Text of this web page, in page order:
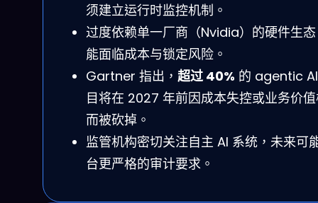
须建立运行时监控机制。
过度依赖单一厂商（Nvidia）的硬件生
能面临成本与锁定风险。
Gartner 指出， 超过 40% 的 agentic
目将在 2027 年前因成本失控或业务价
而被砍掉。
监管机构密切关注自主 AI 系统，未来可
台更严格的审计要求。